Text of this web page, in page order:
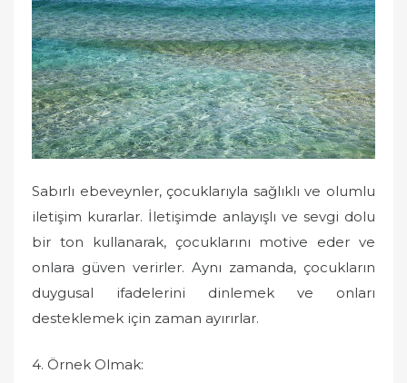
Sabırlı ebeveynler, çocuklarıyla sağlıklı ve olumlu
iletişim kurarlar. İletişimde anlayışlı ve sevgi dolu
bir ton kullanarak, çocuklarını motive eder ve
onlara güven verirler. Aynı zamanda, çocukların
duygusal ifadelerini dinlemek ve onları
desteklemek için zaman ayırırlar.
4. Örnek Olmak: